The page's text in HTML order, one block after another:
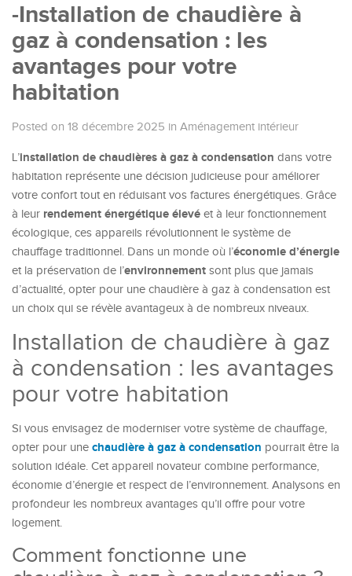
-Installation de chaudière à
gaz à condensation : les
avantages pour votre
habitation
Posted on 18 décembre 2025 in Aménagement intérieur
L’installation de chaudières à gaz à condensation dans votre
habitation représente une décision judicieuse pour améliorer
votre confort tout en réduisant vos factures énergétiques. Grâce
à leur rendement énergétique élevé et à leur fonctionnement
écologique, ces appareils révolutionnent le système de
chauffage traditionnel. Dans un monde où l’économie d’énergie
et la préservation de l’environnement sont plus que jamais
d’actualité, opter pour une chaudière à gaz à condensation est
un choix qui se révèle avantageux à de nombreux niveaux.
Installation de chaudière à gaz
à condensation : les avantages
pour votre habitation
Si vous envisagez de moderniser votre système de chauffage,
opter pour une chaudière à gaz à condensation pourrait être la
solution idéale. Cet appareil novateur combine performance,
économie d’énergie et respect de l’environnement. Analysons en
profondeur les nombreux avantages qu’il offre pour votre
logement.
Comment fonctionne une